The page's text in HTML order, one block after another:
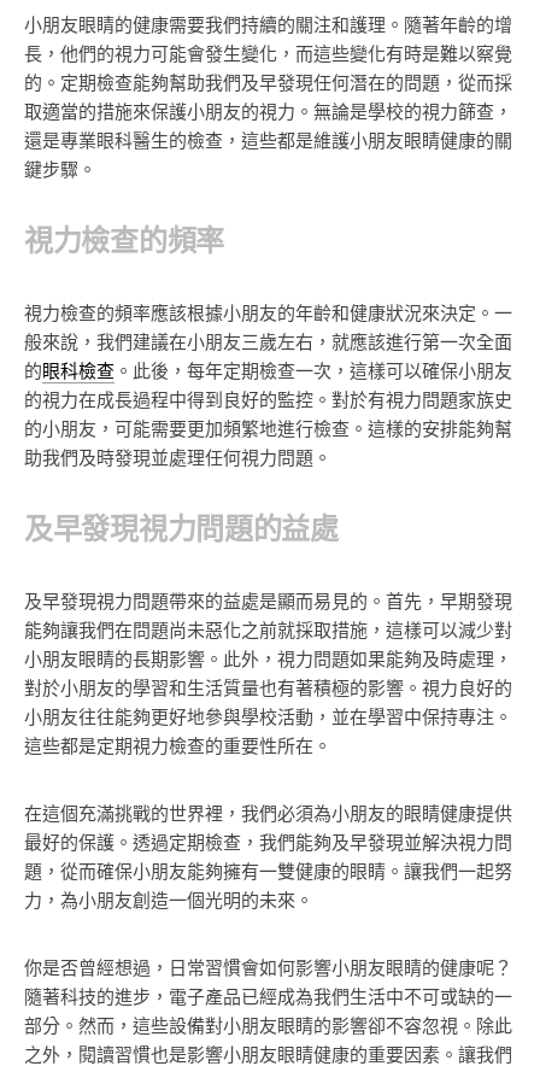
小朋友眼睛的健康需要我們持續的關注和護理。隨著年齡的增
長，他們的視力可能會發生變化，而這些變化有時是難以察覺
的。定期檢查能夠幫助我們及早發現任何潛在的問題，從而採
取適當的措施來保護小朋友的視力。無論是學校的視力篩查，
還是專業眼科醫生的檢查，這些都是維護小朋友眼睛健康的關
鍵步驟。
視力檢查的頻率
視力檢查的頻率應該根據小朋友的年齡和健康狀況來決定。一
般來說，我們建議在小朋友三歲左右，就應該進行第一次全面
的眼科檢查 。此後，每年定期檢查一次，這樣可以確保小朋友
的視力在成長過程中得到良好的監控。對於有視力問題家族史
的小朋友，可能需要更加頻繁地進行檢查。這樣的安排能夠幫
助我們及時發現並處理任何視力問題。
及早發現視力問題的益處
及早發現視力問題帶來的益處是顯而易見的。首先，早期發現
能夠讓我們在問題尚未惡化之前就採取措施，這樣可以減少對
小朋友眼睛的長期影響。此外，視力問題如果能夠及時處理，
對於小朋友的學習和生活質量也有著積極的影響。視力良好的
小朋友往往能夠更好地參與學校活動，並在學習中保持專注。
這些都是定期視力檢查的重要性所在。
在這個充滿挑戰的世界裡，我們必須為小朋友的眼睛健康提供
最好的保護。透過定期檢查，我們能夠及早發現並解決視力問
題，從而確保小朋友能夠擁有一雙健康的眼睛。讓我們一起努
力，為小朋友創造一個光明的未來。
你是否曾經想過，日常習慣會如何影響小朋友眼睛的健康呢？
隨著科技的進步，電子產品已經成為我們生活中不可或缺的一
部分。然而，這些設備對小朋友眼睛的影響卻不容忽視。除此
之外，閱讀習慣也是影響小朋友眼睛健康的重要因素。讓我們